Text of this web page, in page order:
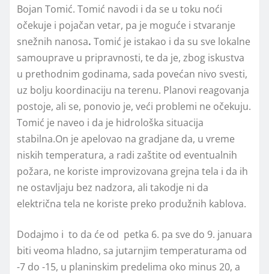
Bojan Tomić. Tomić navodi i da se u toku noći
očekuje i pojačan vetar, pa je moguće i stvaranje
snežnih nanosa. Tomić je istakao i da su sve lokalne
samouprave u pripravnosti, te da je, zbog iskustva
u prethodnim godinama, sada povećan nivo svesti,
uz bolju koordinaciju na terenu. Planovi reagovanja
postoje, ali se, ponovio je, veći problemi ne očekuju.
Tomić je naveo i da je hidrološka situacija
stabilna.On je apelovao na gradjane da, u vreme
niskih temperatura, a radi zaštite od eventualnih
požara, ne koriste improvizovana grejna tela i da ih
ne ostavljaju bez nadzora, ali takodje ni da
električna tela ne koriste preko produžnih kablova.
Dodajmo i to da će od petka 6. pa sve do 9. januara
biti veoma hladno, sa jutarnjim temperaturama od
-7 do -15, u planinskim predelima oko minus 20, a